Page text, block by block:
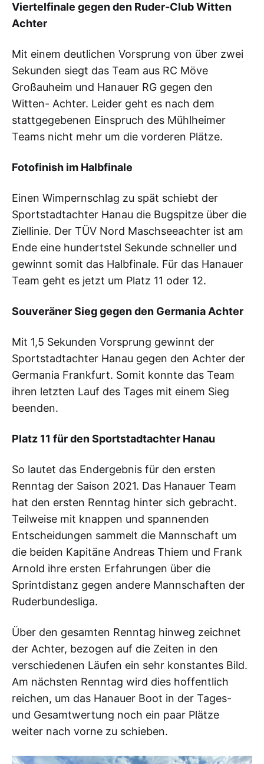
Viertelfinale gegen den Ruder-Club Witten
Achter
Mit einem deutlichen Vorsprung von über zwei
Sekunden siegt das Team aus RC Möve
Großauheim und Hanauer RG gegen den
Witten- Achter. Leider geht es nach dem
stattgegebenen Einspruch des Mühlheimer
Teams nicht mehr um die vorderen Plätze.
Fotofinish im Halbfinale
Einen Wimpernschlag zu spät schiebt der
Sportstadtachter Hanau die Bugspitze über die
Ziellinie. Der TÜV Nord Maschseeachter ist am
Ende eine hundertstel Sekunde schneller und
gewinnt somit das Halbfinale. Für das Hanauer
Team geht es jetzt um Platz 11 oder 12.
Souveräner Sieg gegen den Germania Achter
Mit 1,5 Sekunden Vorsprung gewinnt der
Sportstadtachter Hanau gegen den Achter der
Germania Frankfurt. Somit konnte das Team
ihren letzten Lauf des Tages mit einem Sieg
beenden.
Platz 11 für den Sportstadtachter Hanau
So lautet das Endergebnis für den ersten
Renntag der Saison 2021. Das Hanauer Team
hat den ersten Renntag hinter sich gebracht.
Teilweise mit knappen und spannenden
Entscheidungen sammelt die Mannschaft um
die beiden Kapitäne Andreas Thiem und Frank
Arnold ihre ersten Erfahrungen über die
Sprintdistanz gegen andere Mannschaften der
Ruderbundesliga.
Über den gesamten Renntag hinweg zeichnet
der Achter, bezogen auf die Zeiten in den
verschiedenen Läufen ein sehr konstantes Bild.
Am nächsten Renntag wird dies hoffentlich
reichen, um das Hanauer Boot in der Tages-
und Gesamtwertung noch ein paar Plätze
weiter nach vorne zu schieben.